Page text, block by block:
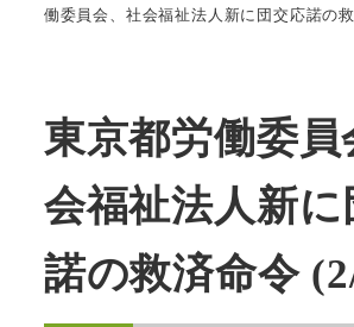
働委員会、社会福祉法人新に団交応諾の
東京都労働委員
会福祉法人新に
諾の救済命令